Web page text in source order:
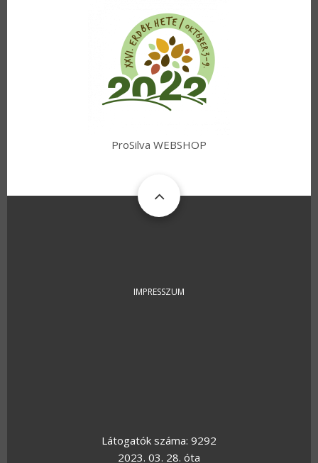
ProSilva WEBSHOP
IMPRESSZUM
Látogatók száma: 9292
2023. 03. 28. óta